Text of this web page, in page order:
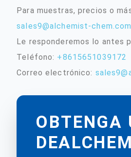
Para muestras, precios o
sales9@alchemist-chem.com
Le responderemos lo antes
Teléfono: +8615651039172
Correo electrónico:
OBTENGA